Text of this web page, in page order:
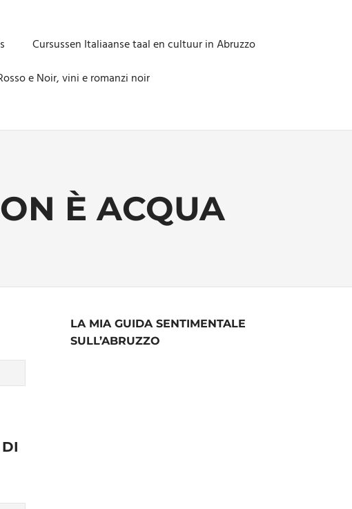
Cursussen Italiaanse taal en cultuur in Abruzzo
e Noir, vini e romanzi noir
È ACQUA
LA MIA GUIDA SENTIMENTALE
SULL’ABRUZZO